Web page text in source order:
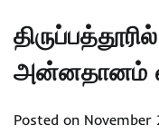
அன்னதானம்
Posted on November